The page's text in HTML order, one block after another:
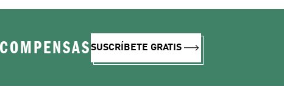
SUSCRÍBETE GRATIS